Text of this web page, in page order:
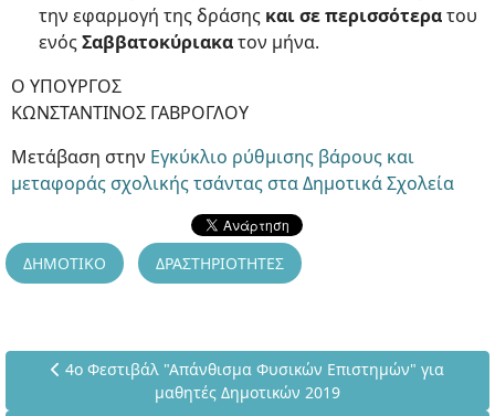
την εφαρμογή της δράσης και σε περισσότερατου
ενόςΣαββατοκύριακατον μήνα.
Ο ΥΠΟΥΡΓΟΣ
ΚΩΝΣΤΑΝΤΙΝΟΣ ΓΑΒΡΟΓΛΟΥ
Μετάβαση στην Εγκύκλιο ρύθμισης βάρους και
μεταφοράς σχολικής τσάντας στα Δημοτικά Σχολεία
ΔΗΜΟΤΙΚΟ ΔΡΑΣΤΗΡΙΟΤΗΤΕΣ
Προηγούμενο άρθρο: 4ο Φεστιβάλ "Απάνθισμα Φυσικών
4ο Φεστιβάλ "Απάνθισμα Φυσικών Επιστημών" για
μαθητές Δημοτικών 2019